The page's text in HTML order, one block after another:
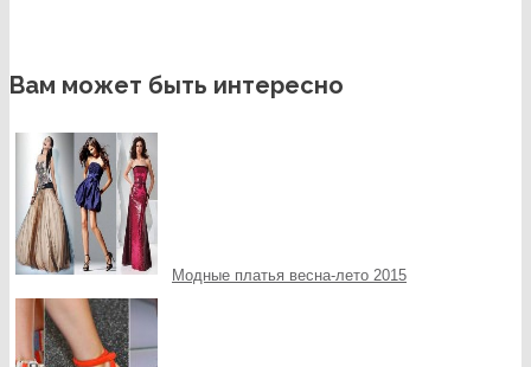
Вам может быть интересно
Модные платья весна-лето 2015